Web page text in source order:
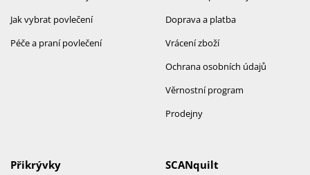
Jak vybrat povlečení
Péče a praní povlečení
Doprava a platba
Vrácení zboží
Ochrana osobních údajů
Věrnostní program
Prodejny
SCANquilt
Přikrývky